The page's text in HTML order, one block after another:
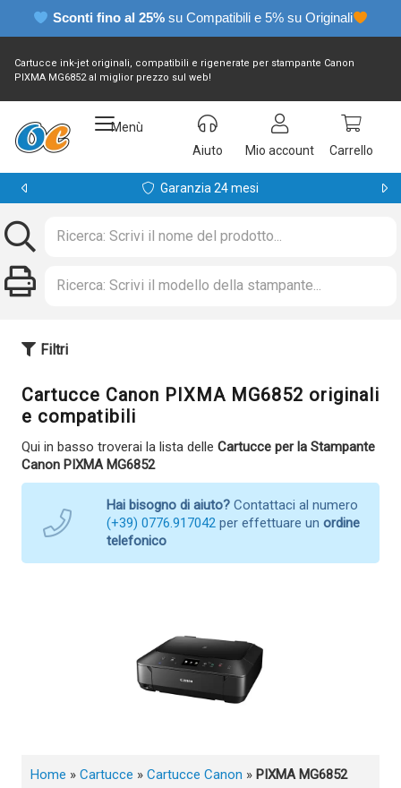
Sconti fino al 25% su Compatibili e 5% su Originali
Cartucce ink-jet originali, compatibili e rigenerate per stampante Canon
PIXMA MG6852 al miglior prezzo sul web!
Menù
Aiuto
Mio account Carrello
Garanzia 24 mesi
Filtri
Cartucce Canon PIXMA MG6852 originali
e compatibili
Qui in basso troverai la lista delle Cartucce per la Stampante
Canon PIXMA MG6852
Hai bisogno di aiuto? Contattaci al numero
(+39) 0776.917042 per effettuare un ordine
telefonico
Home » Cartucce » Cartucce Canon » PIXMA MG6852